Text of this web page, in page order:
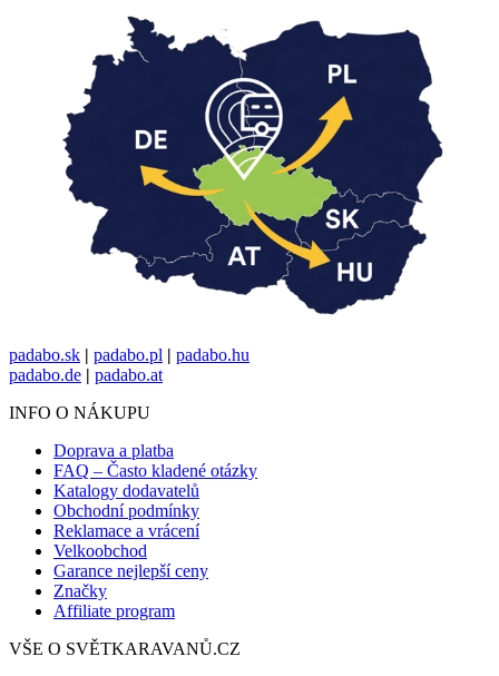
padabo.sk | padabo.pl | padabo.hu
padabo.de | padabo.at
INFO O NÁKUPU
Doprava a platba
FAQ – Často kladené otázky
Katalogy dodavatelů
Obchodní podmínky
Reklamace a vrácení
Velkoobchod
Garance nejlepší ceny
Značky
Affiliate program
VŠE O SVĚTKARAVANŮ.CZ